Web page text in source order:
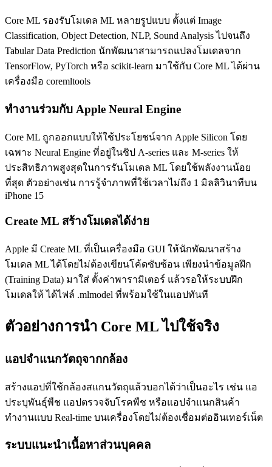
Core ML รองรับโมเดล ML หลายรูปแบบ ตั้งแต่ Image
Classification, Object Detection, NLP, Sound Analysis ไปจนถึง
Tabular Data Prediction นักพัฒนาสามารถแปลงโมเดลจาก
TensorFlow, PyTorch หรือ scikit-learn มาใช้กับ Core ML ได้ผ่าน
เครื่องมือ coremltools
ทำงานร่วมกับ Apple Neural Engine
Core ML ถูกออกแบบให้ใช้ประโยชน์จาก Apple Silicon โดย
เฉพาะ Neural Engine ที่อยู่ในชิป A-series และ M-series ให้
ประสิทธิภาพสูงสุดในการรันโมเดล ML โดยใช้พลังงานน้อย
ที่สุด ตัวอย่างเช่น การรู้จำภาพที่ใช้เวลาไม่ถึง 1 มิลลิวินาทีบน
iPhone 15
Create ML สร้างโมเดลได้ง่าย
Apple มี Create ML ที่เป็นเครื่องมือ GUI ให้นักพัฒนาสร้าง
โมเดล ML ได้โดยไม่ต้องเขียนโค้ดซับซ้อน เพียงนำข้อมูลฝึก
(Training Data) มาใส่ ตั้งค่าพารามิเตอร์ แล้วรอให้ระบบฝึก
โมเดลให้ ได้ไฟล์ .mlmodel ที่พร้อมใช้ในแอปทันที
ตัวอย่างการนำ Core ML ไปใช้จริง
แอปจำแนกวัตถุจากกล้อง
สร้างแอปที่ใช้กล้องสแกนวัตถุแล้วบอกได้ว่าเป็นอะไร เช่น แอ
ประบุพันธุ์พืช แอปตรวจจับโรคพืช หรือแอปจำแนกสินค้า
ทำงานแบบ Real-time บนเครื่องโดยไม่ต้องเชื่อมต่ออินเทอร์เน็ต
ระบบแนะนำเนื้อหาส่วนบุคคล